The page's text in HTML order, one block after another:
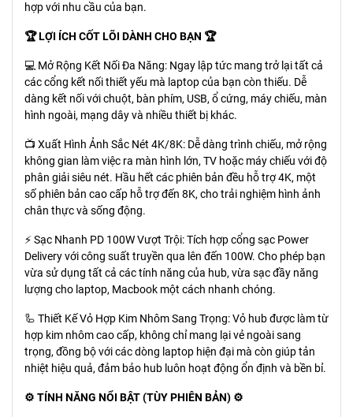
hợp với nhu cầu của bạn.
🏆 LỢI ÍCH CỐT LÕI DÀNH CHO BẠN 🏆
💻 Mở Rộng Kết Nối Đa Năng: Ngay lập tức mang trở lại tất cả
các cổng kết nối thiết yếu mà laptop của bạn còn thiếu. Dễ
dàng kết nối với chuột, bàn phím, USB, ổ cứng, máy chiếu, màn
hình ngoài, mạng dây và nhiều thiết bị khác.
📺 Xuất Hình Ảnh Sắc Nét 4K/8K: Dễ dàng trình chiếu, mở rộng
không gian làm việc ra màn hình lớn, TV hoặc máy chiếu với độ
phân giải siêu nét. Hầu hết các phiên bản đều hỗ trợ 4K, một
số phiên bản cao cấp hỗ trợ đến 8K, cho trải nghiệm hình ảnh
chân thực và sống động.
⚡️ Sạc Nhanh PD 100W Vượt Trội: Tích hợp cổng sạc Power
Delivery với công suất truyền qua lên đến 100W. Cho phép bạn
vừa sử dụng tất cả các tính năng của hub, vừa sạc đầy năng
lượng cho laptop, Macbook một cách nhanh chóng.
🦾 Thiết Kế Vỏ Hợp Kim Nhôm Sang Trọng: Vỏ hub được làm từ
hợp kim nhôm cao cấp, không chỉ mang lại vẻ ngoài sang
trọng, đồng bộ với các dòng laptop hiện đại mà còn giúp tản
nhiệt hiệu quả, đảm bảo hub luôn hoạt động ổn định và bền bỉ.
⚙️ TÍNH NĂNG NỔI BẬT (TÙY PHIÊN BẢN) ⚙️